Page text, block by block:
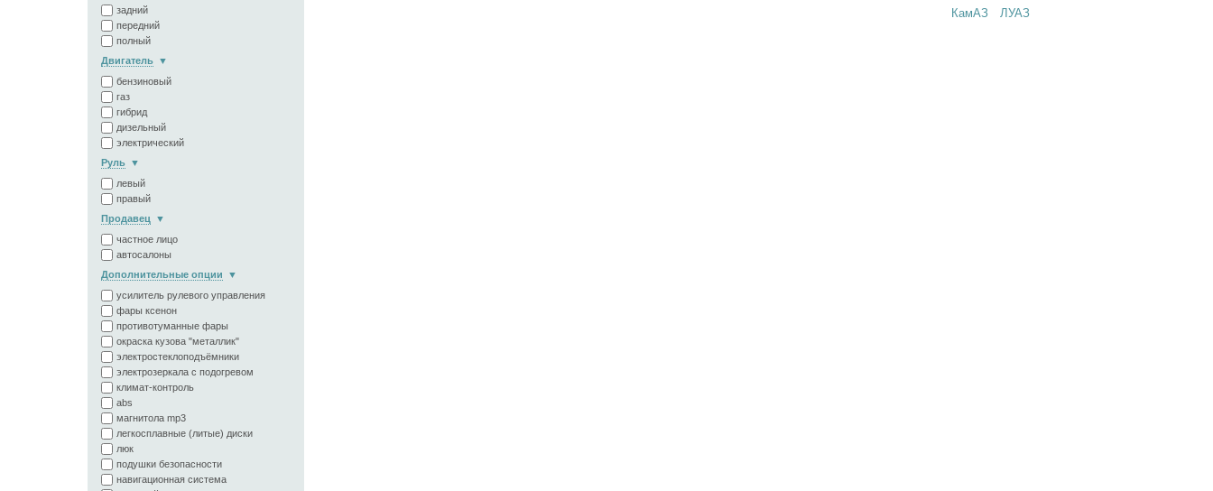
задний
передний
полный
Двигатель
бензиновый
газ
гибрид
дизельный
электрический
Руль
левый
правый
Продавец
частное лицо
автосалоны
Дополнительные опции
усилитель рулевого управления
фары ксенон
противотуманные фары
окраска кузова "металлик"
электростеклоподъёмники
электрозеркала с подогревом
климат-контроль
abs
магнитола mp3
легкосплавные (литые) диски
люк
подушки безопасности
навигационная система
КамАЗ
ЛУАЗ